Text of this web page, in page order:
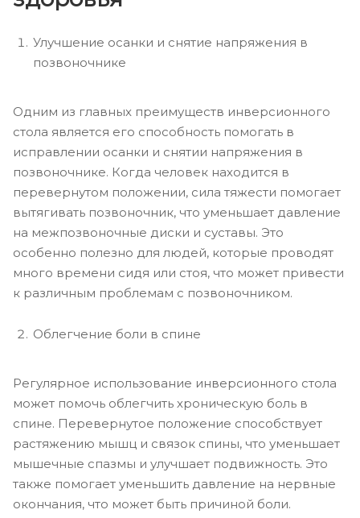
Улучшение осанки и снятие напряжения в
позвоночнике
Одним из главных преимуществ инверсионного
стола является его способность помогать в
исправлении осанки и снятии напряжения в
позвоночнике. Когда человек находится в
перевернутом положении, сила тяжести помогает
вытягивать позвоночник, что уменьшает давление
на межпозвоночные диски и суставы. Это
особенно полезно для людей, которые проводят
много времени сидя или стоя, что может привести
к различным проблемам с позвоночником.
Облегчение боли в спине
Регулярное использование инверсионного стола
может помочь облегчить хроническую боль в
спине. Перевернутое положение способствует
растяжению мышц и связок спины, что уменьшает
мышечные спазмы и улучшает подвижность. Это
также помогает уменьшить давление на нервные
окончания, что может быть причиной боли.